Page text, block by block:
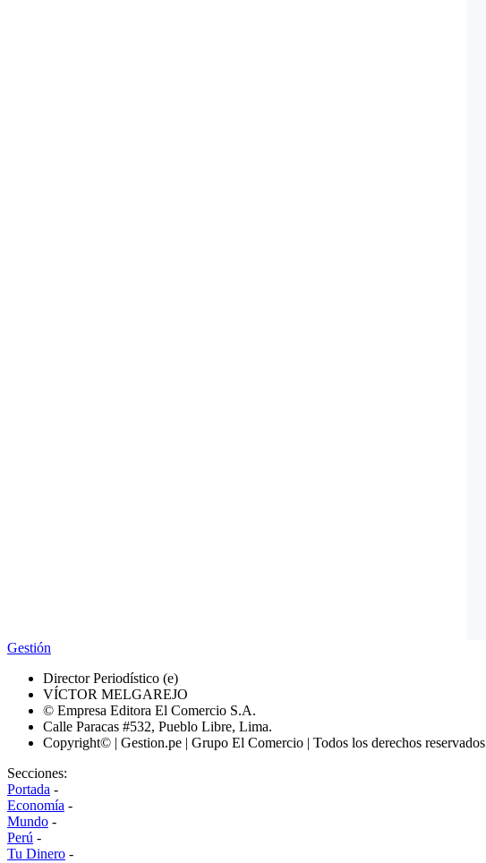
Gestión
Director Periodístico (e)
VÍCTOR MELGAREJO
© Empresa Editora El Comercio S.A.
Calle Paracas #532, Pueblo Libre, Lima.
Copyright© | Gestion.pe | Grupo El Comercio | Todos los derechos reservados
Secciones:
Portada -
Economía -
Mundo -
Perú -
Tu Dinero -